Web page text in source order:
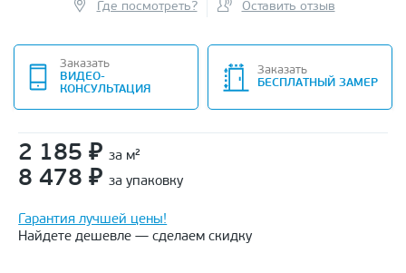
Где посмотреть? Оставить отзыв
Заказать
ВИДЕО-
КОНСУЛЬТАЦИЯ
Заказать
БЕСПЛАТНЫЙ ЗАМЕР
2 185 ₽ за м²
8 478 ₽ за упаковку
Гарантия лучшей цены!
Найдете дешевле — сделаем скидку